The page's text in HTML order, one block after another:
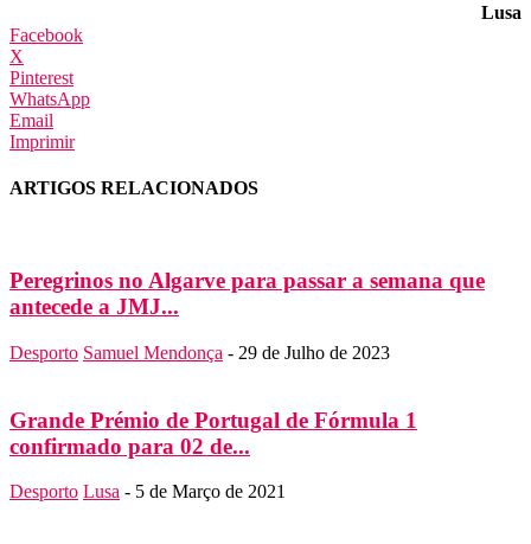
Lusa
Facebook
X
Pinterest
WhatsApp
Email
Imprimir
ARTIGOS RELACIONADOS
Peregrinos no Algarve para passar a semana que
antecede a JMJ...
Desporto Samuel Mendonça - 29 de Julho de 2023
Grande Prémio de Portugal de Fórmula 1
confirmado para 02 de...
Desporto Lusa - 5 de Março de 2021